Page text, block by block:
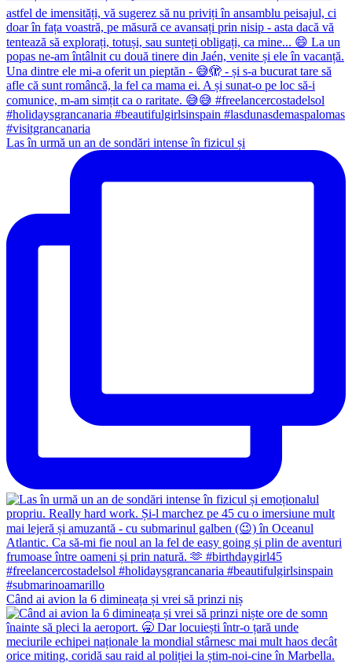
Las în urmă un an de sondări intense în fizicul și
Când ai avion la 6 dimineața și vrei să prinzi niș